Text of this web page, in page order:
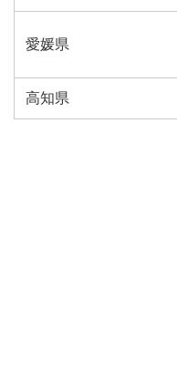
愛媛県
高知県